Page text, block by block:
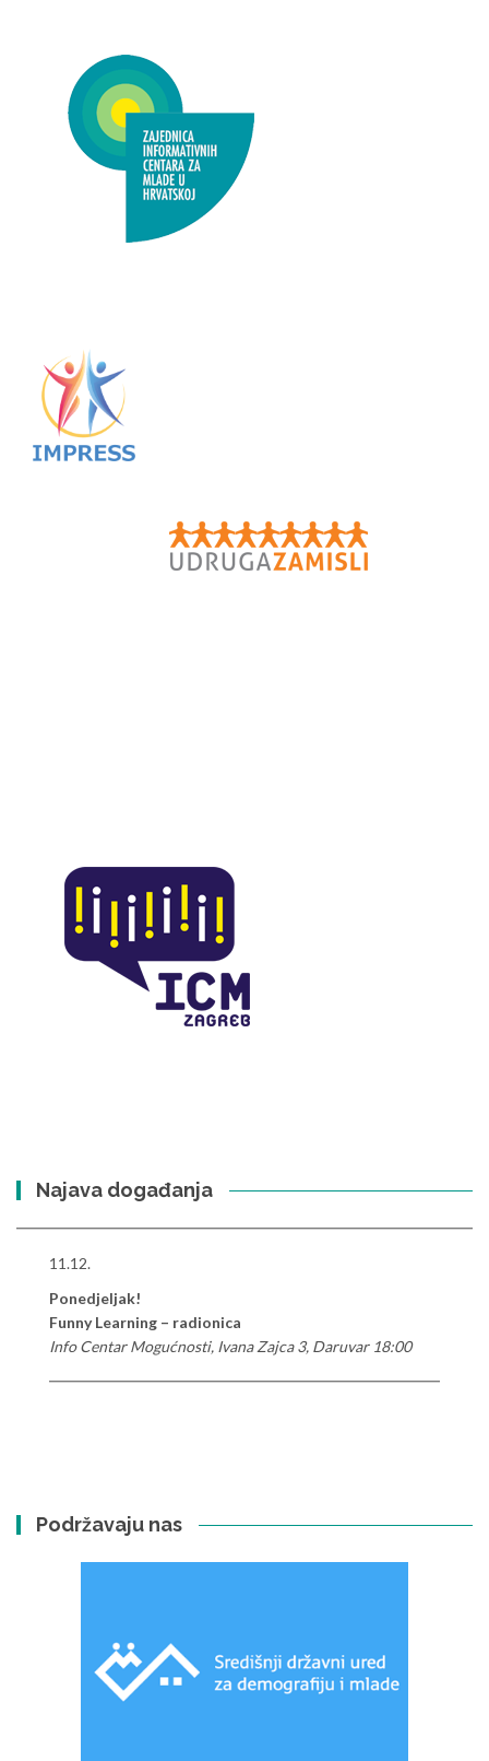
Najava događanja
11.12.
Ponedjeljak!
Funny Learning – radionica
Info Centar Mogućnosti, Ivana Zajca 3, Daruvar 18:00
Podržavaju nas